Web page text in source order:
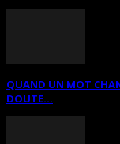
QUAND UN MOT
DOUTE...